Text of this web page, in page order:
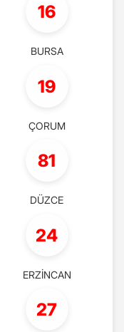
16
BURSA
19
ÇORUM
81
DÜZCE
24
ERZİNCAN
27